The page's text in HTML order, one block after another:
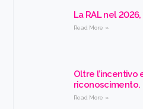
La RAL nel
Read More »
Oltre
riconoscimento.
Read More »